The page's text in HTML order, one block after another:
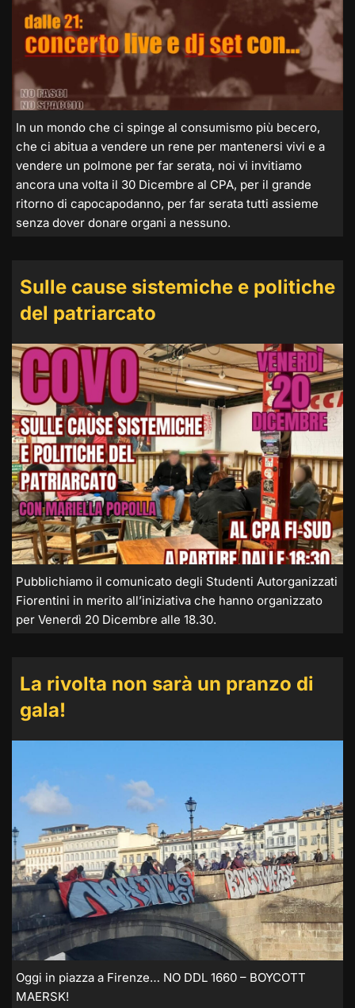
In un mondo che ci spinge al consumismo più becero,
che ci abitua a vendere un rene per mantenersi vivi e a
vendere un polmone per far serata, noi vi invitiamo
ancora una volta il 30 Dicembre al CPA, per il grande
ritorno di capocapodanno, per far serata tutti assieme
senza dover donare organi a nessuno.
Sulle cause sistemiche e politiche
del patriarcato
Pubblichiamo il comunicato degli Studenti Autorganizzati
Fiorentini in merito all’iniziativa che hanno organizzato
per Venerdì 20 Dicembre alle 18.30.
La rivolta non sarà un pranzo di
gala!
Oggi in piazza a Firenze… NO DDL 1660 – BOYCOTT
MAERSK!